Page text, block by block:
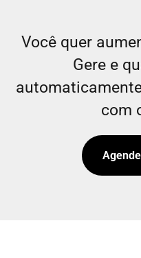
Você quer
Gere e
com